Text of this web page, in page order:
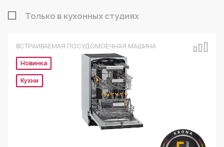
Только в кухонных студиях
ВСТРАИВАЕМАЯ ПОСУДОМОЕЧНАЯ МАШИНА
Новинка
Кухни